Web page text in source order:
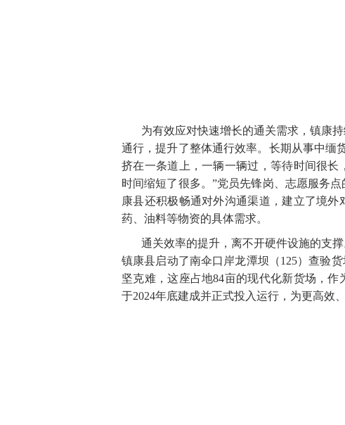
为有效应对快速增长的通关需求，镇康
通行，提升了整体通行效率。长期从事中缅
挤在一条道上，一辆一辆过，等待时间很
时间缩短了很多。”党员先锋岗、志愿服务
康县还积极畅通对外沟通渠道，建立了境
药、油料等物资的具体需求。
通关效率的提升，离不开硬件设施的支
镇康县启动了南伞口岸龙潭坝（125）查验
坚克难，这座占地84亩的现代化新货场，作
于2024年底建成并正式投入运行，为更高效